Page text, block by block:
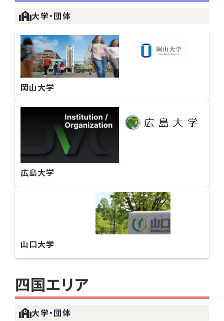
大学・団体
岡山大学
広島大学
山口大学
四国エリア
大学・団体